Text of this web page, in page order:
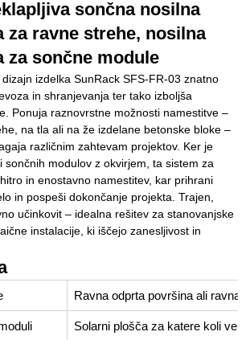
sončna nosilna
za ravne strehe, nosilna
za sončne module
izdelka SunRack SFS-FR-03 znatno
in shranjevanja ter tako izboljša
Ponuja raznovrstne možnosti namestitve –
na tla ali na že izdelane betonske bloke –
različnim zahtevam projektov. Ker je
sončnih modulov z okvirjem, ta sistem za
in enostavno namestitev, kar prihrani
in pospeši dokončanje projekta. Trajen,
učinkovit – idealna rešitev za stanovanjske
instalacije, ki iščejo zanesljivost in
Ravna odprta površina ali ravna
Solarni plošča za katere koli